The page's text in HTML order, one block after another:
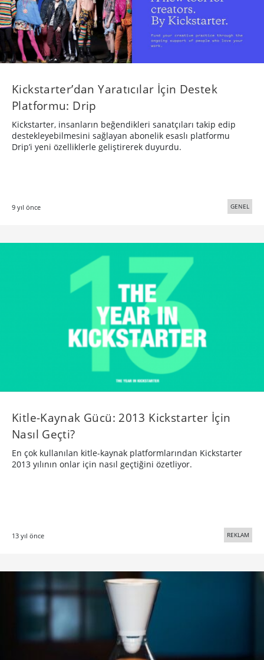
Kickstarter’dan Yaratıcılar İçin Destek
Platformu: Drip
Kickstarter, insanların beğendikleri sanatçıları takip edip
destekleyebilmesini sağlayan abonelik esaslı platformu
Drip’i yeni özelliklerle geliştirerek duyurdu.
9 yıl önce GENEL
Kitle-Kaynak Gücü: 2013 Kickstarter İçin
Nasıl Geçti?
En çok kullanılan kitle-kaynak platformlarından Kickstarter
2013 yılının onlar için nasıl geçtiğini özetliyor.
13 yıl önce REKLAM